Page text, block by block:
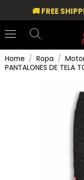
🚚 FREE
Home Ropa
PANTALONES DE TELA